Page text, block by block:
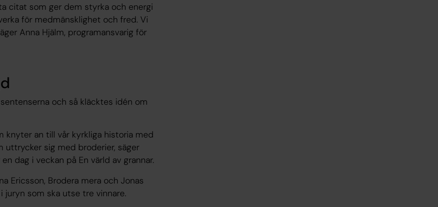
citat som ger dem styrka och energi
för medmänsklighet och fred. Vi
Anna Hjälm, programansvarig för
och så kläcktes idén om
knyter an till vår kyrkliga historia med
uttrycker sig med broderier, säger
dag i veckan på En värld av grannar.
Ericsson, Brodera mera och Jonas
juryn som ska utse tre vinnare.